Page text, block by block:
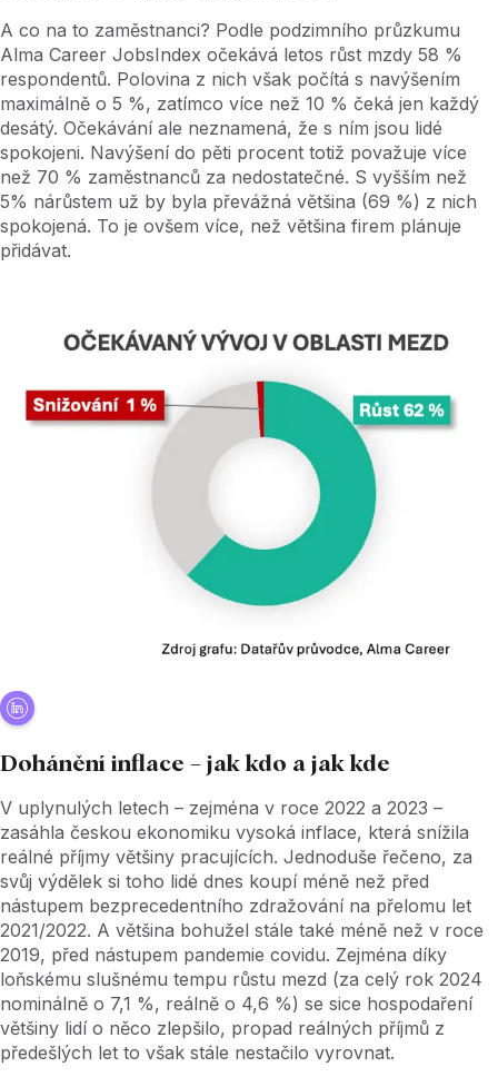
A co na to zaměstnanci? Podle podzimního průzkumu
Alma Career JobsIndex očekává letos růst mzdy 58 %
respondentů. Polovina z nich však počítá s navýšením
maximálně o 5 %, zatímco více než 10 % čeká jen každý
desátý. Očekávání ale neznamená, že s ním jsou lidé
spokojeni. Navýšení do pěti procent totiž považuje více
než 70 % zaměstnanců za nedostatečné. S vyšším než
5% nárůstem už by byla převážná většina (69 %) z nich
spokojená. To je ovšem více, než většina firem plánuje
přidávat.
Dohánění inflace – jak kdo a jak kde
V uplynulých letech – zejména v roce 2022 a 2023 –
zasáhla českou ekonomiku vysoká inflace, která snížila
reálné příjmy většiny pracujících. Jednoduše řečeno, za
svůj výdělek si toho lidé dnes koupí méně než před
nástupem bezprecedentního zdražování na přelomu let
2021/2022. A většina bohužel stále také méně než v roce
2019, před nástupem pandemie covidu. Zejména díky
loňskému slušnému tempu růstu mezd (za celý rok 2024
nominálně o 7,1 %, reálně o 4,6 %) se sice hospodaření
většiny lidí o něco zlepšilo, propad reálných příjmů z
předešlých let to však stále nestačilo vyrovnat.